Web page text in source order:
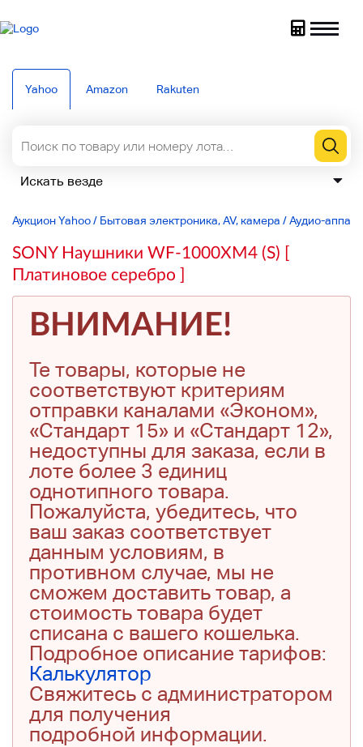
Yahoo Amazon Rakuten
Аукцион Yahoo/ Бытовая электроника, AV, камера /Аудио-
SONY Наушники WF-1000XM4 (S) [
Платиновое серебро ]
ВНИМАНИЕ!
Те товары, которые не
соответствуют критериям
отправки каналами «Эконом»,
«Стандарт 15» и «Стандарт 12»,
недоступны для заказа, если в
лоте более 3 единиц
однотипного товара.
Пожалуйста, убедитесь, что
ваш заказ соответствует
данным условиям, в
противном случае, мы не
сможем доставить товар, а
стоимость товара будет
списана с вашего кошелька.
Подробное описание тарифов:
Калькулятор
Свяжитесь с администратором
для получения
подробной информации.